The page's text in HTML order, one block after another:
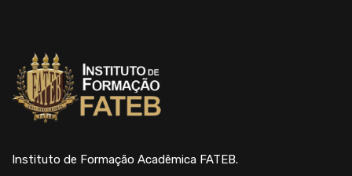
Instituto de Formação Acadêmica FATEB.